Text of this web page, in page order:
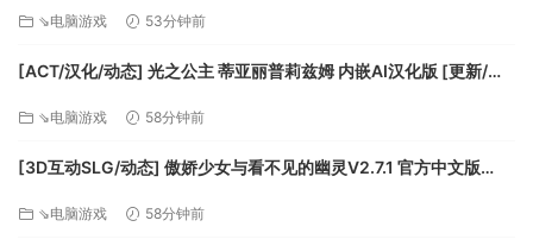
⇘电脑游戏 53分钟前
[ACT/汉化/动态] 光之公主 蒂亚丽普莉兹姆 内嵌AI汉化版 [更新/新
⇘电脑游戏 58分钟前
[3D互动SLG/动态] 傲娇少女与看不见的幽灵V2.7.1 官方中文版
⇘电脑游戏 58分钟前